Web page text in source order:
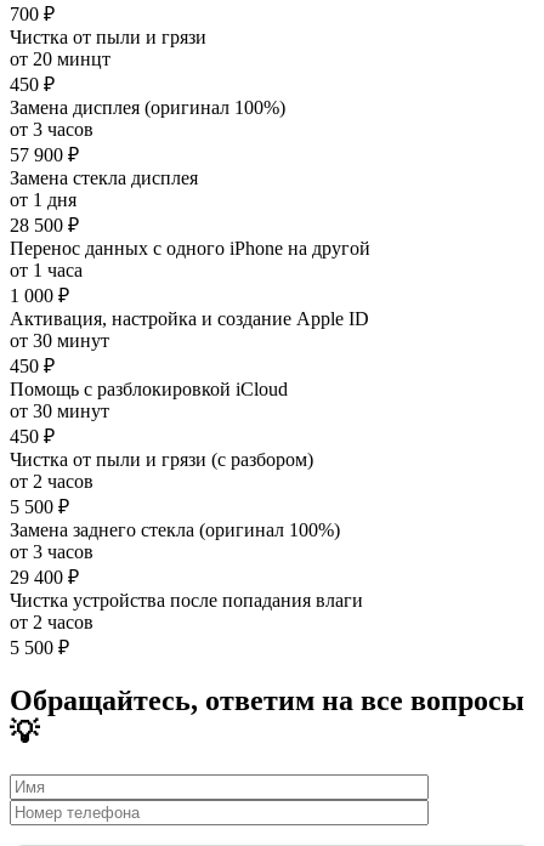
700 ₽
Чистка от пыли и грязи
от 20 минцт
450 ₽
Замена дисплея (оригинал 100%)
от 3 часов
57 900 ₽
Замена стекла дисплея
от 1 дня
28 500 ₽
Перенос данных с одного iPhone на другой
от 1 часа
1 000 ₽
Активация, настройка и создание Apple ID
от 30 минут
450 ₽
Помощь с разблокировкой iCloud
от 30 минут
450 ₽
Чистка от пыли и грязи (с разбором)
от 2 часов
5 500 ₽
Замена заднего стекла (оригинал 100%)
от 3 часов
29 400 ₽
Чистка устройства после попадания влаги
от 2 часов
5 500 ₽
Обращайтесь, ответим на все вопросы
💡